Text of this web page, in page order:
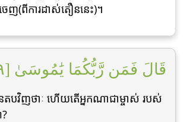
ញ(ពីការដាស់តឿននេះ)។
قَالَ فَمَن رَّبُّكُمَا يَٰمُوسَىٰ [٤٩]
តបវិញថាៈ ហើយតើអ្នកណាជាម្ចាស់ របស់